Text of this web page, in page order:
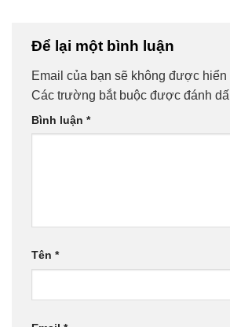
Để lại một bình luận
Email của bạn sẽ không được hiển
Các trường bắt buộc được đánh
Bình luận *
Tên *